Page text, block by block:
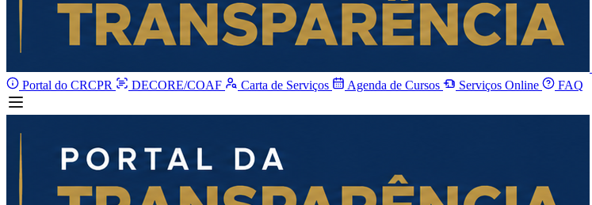
Portal do CRCPR
DECORE/COAF Carta de Serviços Agenda de Cursos Serviços Online FAQ